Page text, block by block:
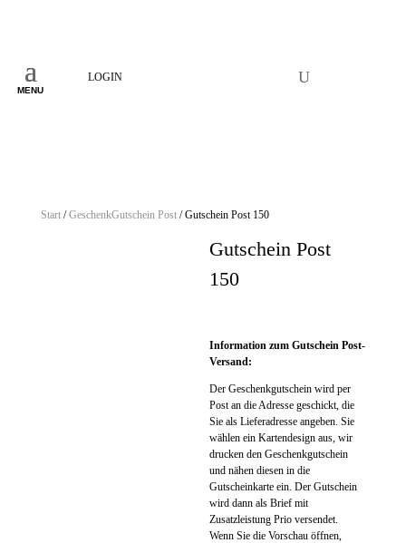
MENU
LOGIN
Start/GeschenkGutschein Post/ Gutschein Post 150
Gutschein Post
150
Information zum Gutschein Post-
Versand:
Der Geschenkgutschein wird per
Post an die Adresse geschickt, die
Sie als Lieferadresse angeben. Sie
wählen ein Kartendesign aus, wir
drucken den Geschenkgutschein
und nähen diesen in die
Gutscheinkarte ein. Der Gutschein
wird dann als Brief mit
Zusatzleistung Prio versendet.
Wenn Sie die Vorschau öffnen,